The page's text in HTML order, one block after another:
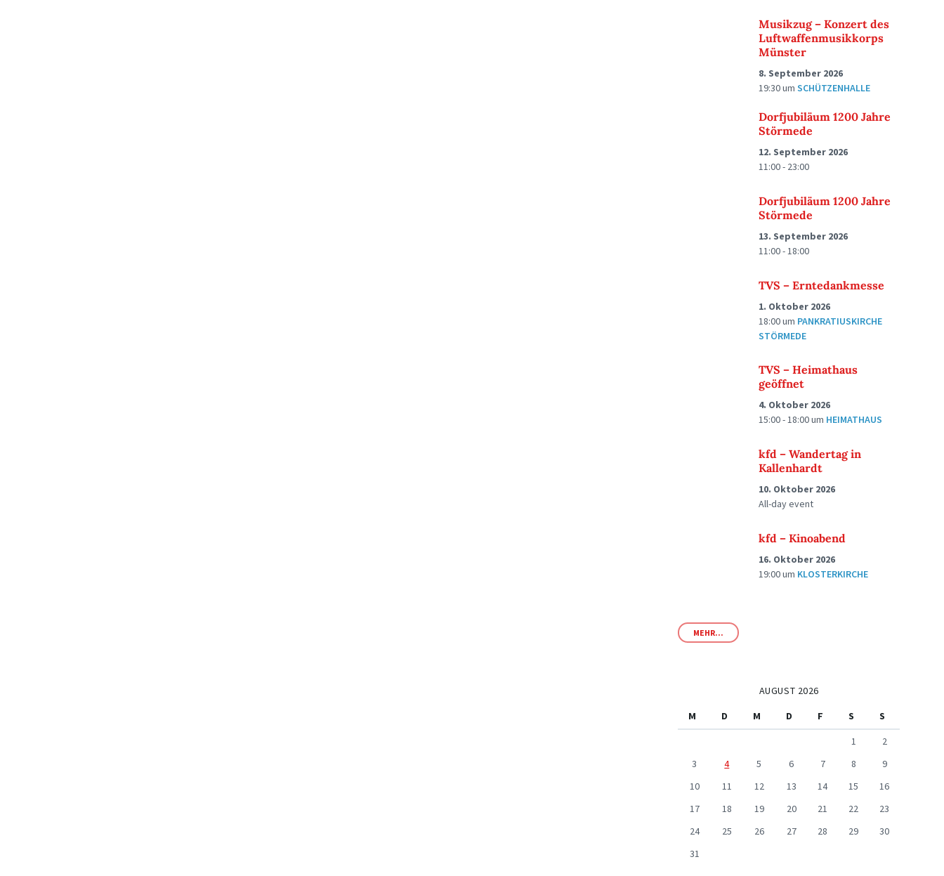
Musikzug – Konzert des
Luftwaffenmusikkorps
Münster
8. September 2026
19:30umSCHÜTZENHALLE
Dorfjubiläum 1200 Jahre
Störmede
12. September 2026
11:00 - 23:00
Dorfjubiläum 1200 Jahre
Störmede
13. September 2026
11:00 - 18:00
TVS – Erntedankmesse
1. Oktober 2026
18:00um PANKRATIUSKIRCHE
STÖRMEDE
TVS – Heimathaus
geöffnet
4. Oktober 2026
15:00 - 18:00um HEIMATHAUS
kfd – Wandertag in
Kallenhardt
10. Oktober 2026
All-day event
kfd – Kinoabend
16. Oktober 2026
19:00um KLOSTERKIRCHE
MEHR...
AUGUST 2026
M
D M D F S
S
1
2
3
4 5 6 7 8
9
10
11 12 13 14 15
16
17
18 19 20 21 22
23
24
25 26 27 28 29
30
31